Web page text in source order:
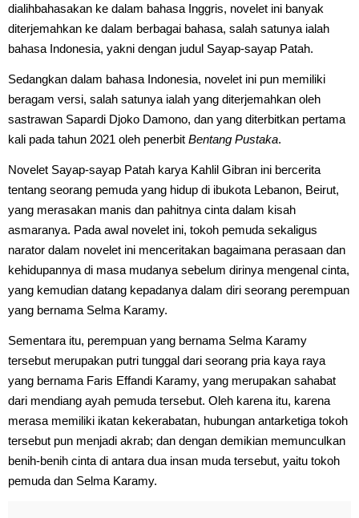
dialihbahasakan ke dalam bahasa Inggris, novelet ini banyak
diterjemahkan ke dalam berbagai bahasa, salah satunya ialah
bahasa Indonesia, yakni dengan judul Sayap-sayap Patah.
Sedangkan dalam bahasa Indonesia, novelet ini pun memiliki
beragam versi, salah satunya ialah yang diterjemahkan oleh
sastrawan Sapardi Djoko Damono, dan yang diterbitkan pertama
kali pada tahun 2021 oleh penerbit Bentang Pustaka.
Novelet Sayap-sayap Patah karya Kahlil Gibran ini bercerita
tentang seorang pemuda yang hidup di ibukota Lebanon, Beirut,
yang merasakan manis dan pahitnya cinta dalam kisah
asmaranya. Pada awal novelet ini, tokoh pemuda sekaligus
narator dalam novelet ini menceritakan bagaimana perasaan dan
kehidupannya di masa mudanya sebelum dirinya mengenal cinta,
yang kemudian datang kepadanya dalam diri seorang perempuan
yang bernama Selma Karamy.
Sementara itu, perempuan yang bernama Selma Karamy
tersebut merupakan putri tunggal dari seorang pria kaya raya
yang bernama Faris Effandi Karamy, yang merupakan sahabat
dari mendiang ayah pemuda tersebut. Oleh karena itu, karena
merasa memiliki ikatan kekerabatan, hubungan antarketiga tokoh
tersebut pun menjadi akrab; dan dengan demikian memunculkan
benih-benih cinta di antara dua insan muda tersebut, yaitu tokoh
pemuda dan Selma Karamy.